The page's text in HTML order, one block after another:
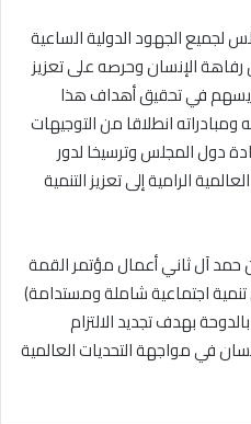
لجميع الجهود الدولية الساعية
رفاهة الإنسان وحرصه على تعزيز
يسهم في تحقيق أهداف هذا
ومبادراته انطلاقا من التوجيهات
دول المجلس وترسيخا لدور
الرامية إلى تعزيز التنمية
حمد آل ثاني أعمال مؤتمر القمة
اجتماعية شاملة ومستدامة)
بهدف تجديد الالتزام
في مواجهة التحديات العالمية